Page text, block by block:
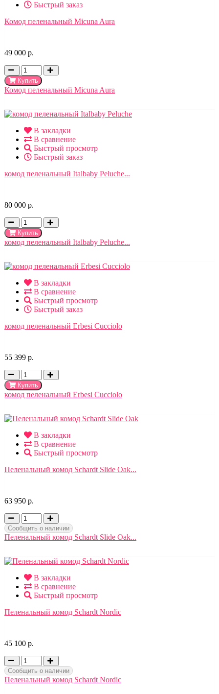
Быстрый заказ
Комод пеленальный Micuna Aura
49 000 р.
Купить
Комод пеленальный Micuna Aura
В закладки
В сравнение
Быстрый просмотр
Быстрый заказ
комод пеленальный Italbaby Peluche...
80 000 р.
Купить
комод пеленальный Italbaby Peluche...
В закладки
В сравнение
Быстрый просмотр
Быстрый заказ
комод пеленальный Erbesi Cucciolo
55 399 р.
Купить
комод пеленальный Erbesi Cucciolo
В закладки
В сравнение
Быстрый просмотр
Пеленальный комод Schardt Slide Oak...
63 950 р.
Сообщить о наличии
Пеленальный комод Schardt Slide Oak...
В закладки
В сравнение
Быстрый просмотр
Пеленальный комод Schardt Nordic
45 100 р.
Сообщить о наличии
Пеленальный комод Schardt Nordic